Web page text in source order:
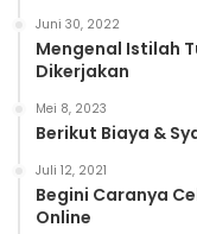
Juni 30, 2022
Mengenal Istilah
Dikerjakan
Mei 8, 2023
Berikut Biaya &
Juli 12, 2021
Begini Caranya
Online